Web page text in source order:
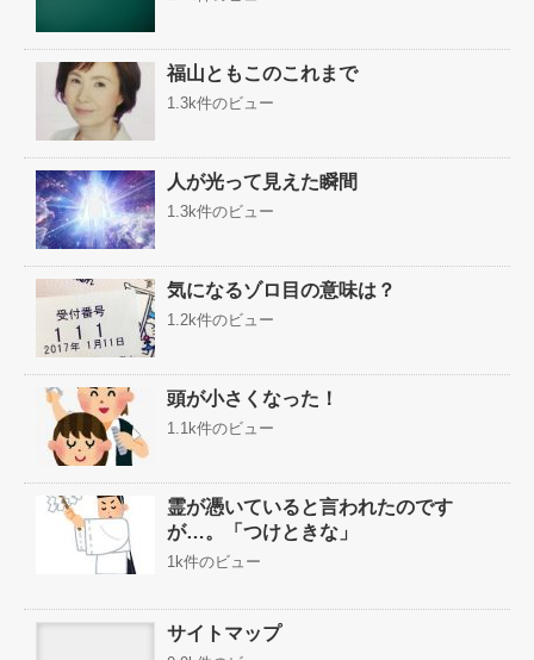
福山ともこのこれまで
1.3k件のビュー
人が光って見えた瞬間
1.3k件のビュー
気になるゾロ目の意味は？
1.2k件のビュー
頭が小さくなった！
1.1k件のビュー
霊が憑いていると言われたのです
が…。「つけときな」
1k件のビュー
サイトマップ